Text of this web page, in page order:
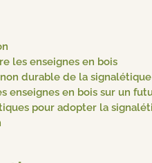
les enseignes en bois
durable de la
enseignes en bois sur un
pour adopter la